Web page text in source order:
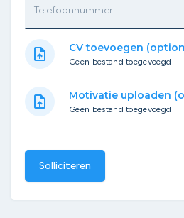
Telefoonnummer
upload_file CV toevoegen
Geen bestand toegevoegd
upload_file Motivatie uploaden
Geen bestand toegevoegd
Solliciteren